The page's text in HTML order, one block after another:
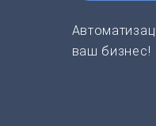
ваш бизнес!